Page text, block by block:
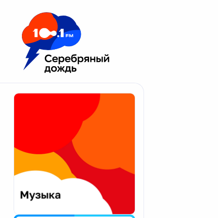
Москва 100.1 FM
Апатиты
Екатеринбург
Калининград
Калуга